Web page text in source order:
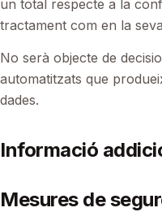
un total respecte a la
tractament com en la
No serà objecte de
automatitzats que
dades.
Informació
Mesures de